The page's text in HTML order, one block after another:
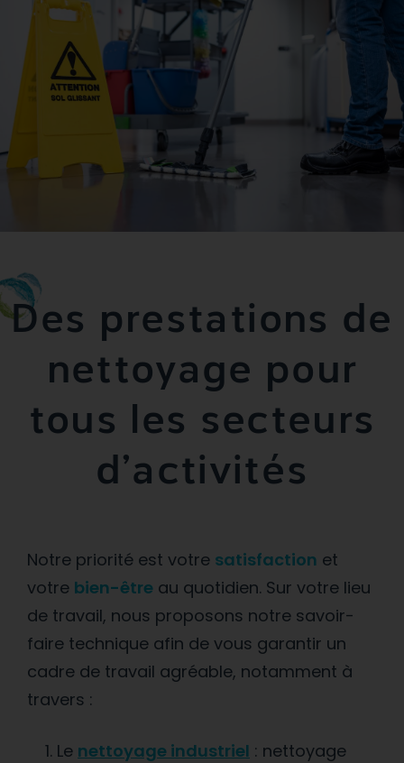
Des prestations de
nettoyage pour
tous les secteurs
d’activités
Notre priorité est votre satisfaction et
votre bien-être au quotidien. Sur votre lieu
de travail, nous proposons notre savoir-
faire technique afin de vous garantir un
cadre de travail agréable, notamment à
travers :
Le nettoyage industriel : nettoyage